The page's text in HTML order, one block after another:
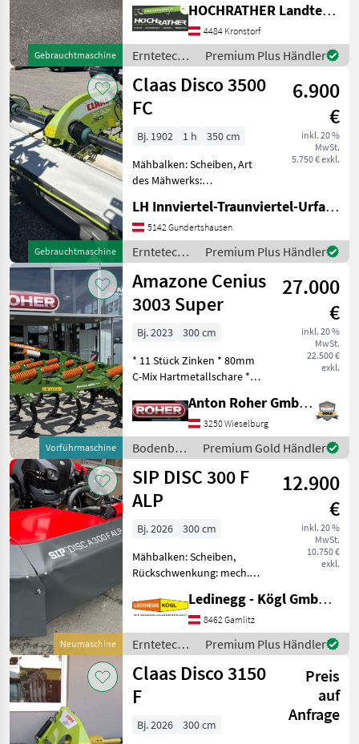
Gebrauchtmaschine
Mähwerks: Heckmähwerke,
Hochstellung
Gebrauchtmaschine
Pöttinger Nova Disc 265
(Standort Aschbach - K
HOCHRATHER Landtechnik GmbH
4484 Kronstorf
Erntetechnik
Grünland /
Pöttinger
Premium Plus Händler
Gebrauchtmaschine
Claas Disco 3500
FC
6.900
€
inkl. 20 %
MwSt.
5.750 € exkl.
Bj. 1902 1 h
350 cm
Mähbalken: Scheiben, Art
des Mähwerks:
3500 FC Inkl. Gelenkwelle
Erntetechnik Grünland
Mähwerke
LH Innviertel-Traunviertel-Urfahr eGen, Gundertshausen
5142 Gundertshausen
Erntetechnik
Grünland /
Claas
Premium Plus Händler
Vorführmaschine
Amazone Cenius
3003 Super
27.000
€
inkl. 20 %
MwSt.
22.500 €
exkl.
Bj. 2023
300 cm
* 11 Stück Zinken * 80mm
C-Mix Hartmetallschare *
Überlastsicherung mit
600kg Auslösekraft (schützt
Schar und Rahmen, zieht
nach dem Auslösen
Anton Roher GmbH (ACA Center Roher)
3250 Wieselburg
Bodenbearbeitung
/ Amazone
Premium Gold Händler
Neumaschine
SIP DISC 300 F
ALP
12.900
€
inkl. 20 %
MwSt.
10.750 €
exkl.
Bj. 2026
300 cm
Mähbalken: Scheiben,
Rückschwenkung: mech.
Mähwerks: Frontmähwerke,
Anfahrtssicherung SIP disc
Alp 300 F –
Frontscheibenmähwerk,
300 cm Arbeitsb
Ledinegg - Kögl GmbH - Obst- und Weinbautechnik
8462 Gamlitz
Erntetechnik
Grünland /
SIP
Premium Plus Händler
Claas Disco 3150
F
Preis
auf
Anfrage
Bj. 2026
300 cm